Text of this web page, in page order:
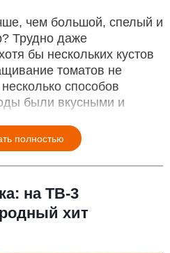
чем большой, спелый и
Трудно даже
бы нескольких кустов
томатов не
способов
были вкусными и
полностью
на ТВ-3
хит